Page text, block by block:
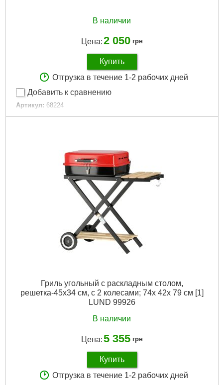
В наличии
Цена:2 050 грн
Купить
Отгрузка в течение 1-2 рабочих дней
Добавить к сравнению
Артикул: 68224
Код товара: 30.82.21
Гриль угольный с раскладным столом,
решетка-45х34 см, с 2 колесами; 74х 42х 79 см [1]
LUND 99926
В наличии
Цена:5 355 грн
Купить
Отгрузка в течение 1-2 рабочих дней